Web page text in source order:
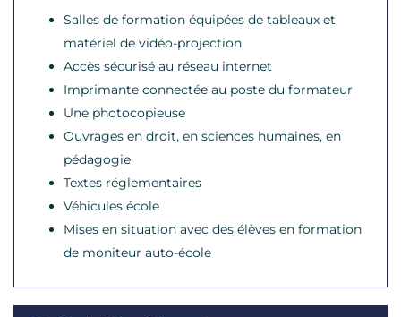
Salles de formation équipées de tableaux et
matériel de vidéo-projection
Accès sécurisé au réseau internet
Imprimante connectée au poste du formateur
Une photocopieuse
Ouvrages en droit, en sciences humaines, en
pédagogie
Textes réglementaires
Véhicules école
Mises en situation avec des élèves en formation
de moniteur auto-école